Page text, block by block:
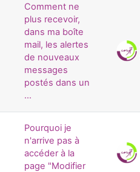
Comment ne
plus recevoir,
dans ma boîte
mail, les alertes
de nouveaux
messages
postés dans un
...
Pourquoi je
n'arrive pas à
accéder à la
page "Modifier